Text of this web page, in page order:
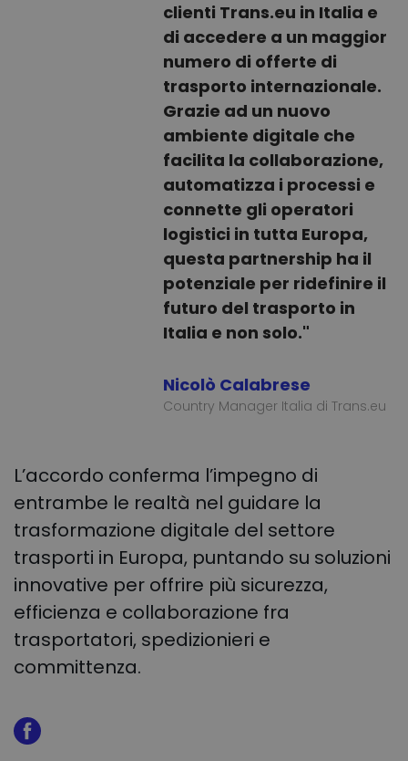
clienti Trans.eu in Italia e
di accedere a un maggior
numero di offerte di
trasporto internazionale.
Grazie ad un nuovo
ambiente digitale che
facilita la collaborazione,
automatizza i processi e
connette gli operatori
logistici in tutta Europa,
questa partnership ha il
potenziale per ridefinire il
futuro del trasporto in
Italia e non solo."
Nicolò Calabrese
Country Manager Italia di Trans.eu
L’accordo conferma l’impegno di
entrambe le realtà nel guidare la
trasformazione digitale del settore
trasporti in Europa, puntando su soluzioni
innovative per offrire più sicurezza,
efficienza e collaborazione fra
trasportatori, spedizionieri e
committenza.